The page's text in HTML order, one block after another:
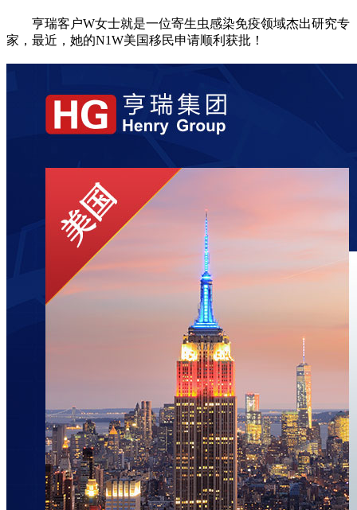
亨瑞客户W女士就是一位寄生虫感染免疫领域杰出研究专
家，最近，她的N1W美国移民申请顺利获批！